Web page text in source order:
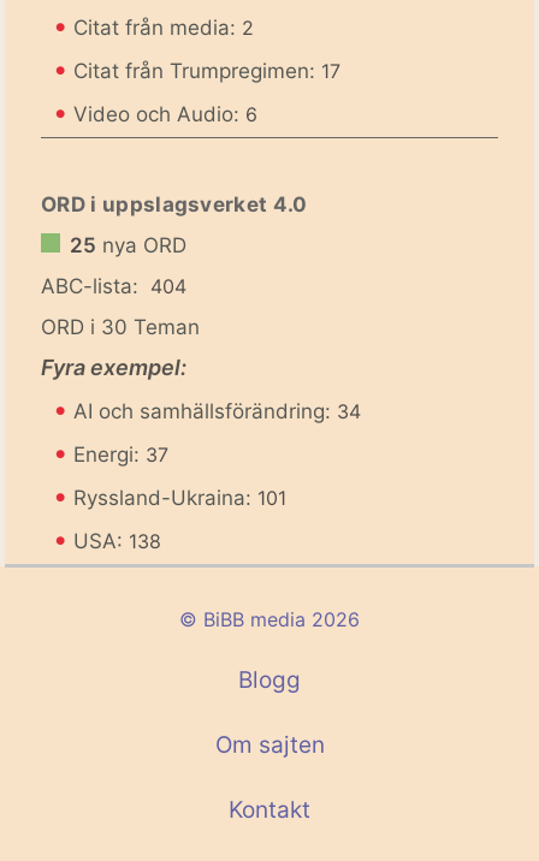
• Citat från media: 2
• Citat från Trumpregimen: 17
• Video och Audio: 6
ORD i uppslagsverket 4.0
25 nya ORD
ABC-lista: 404
ORD i 30 Teman
Fyra exempel:
• AI och samhällsförändring: 34
• Energi: 37
• Ryssland-Ukraina: 101
• USA: 138
© BiBB media 2026
Blogg
Om sajten
Kontakt